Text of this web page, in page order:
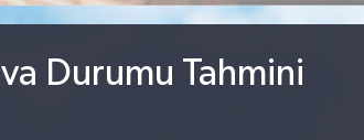
Durumu Tahmini